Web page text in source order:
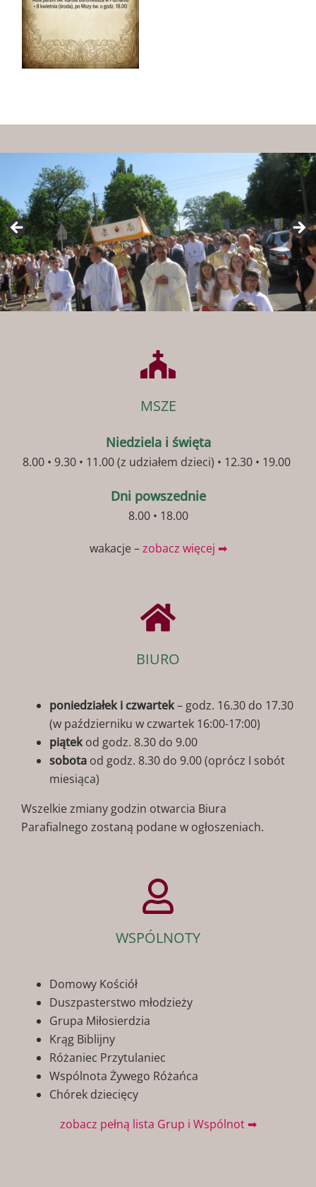
MSZE
Niedziela i święta
8.00 • 9.30 • 11.00 (z udziałem dzieci) • 12.30 • 19.00
Dni powszednie
8.00 • 18.00
wakacje –zobacz więcej ➡
BIURO
poniedziałek i czwartek– godz. 16.30 do 17.30
(w październiku w czwartek 16:00-17:00)
piątekod godz. 8.30 do 9.00
sobota od godz. 8.30 do 9.00 (oprócz I sobót
miesiąca)
Wszelkie zmiany godzin otwarcia Biura
Parafialnego zostaną podane w ogłoszeniach.
WSPÓLNOTY
Domowy Kościół
Duszpasterstwo młodzieży
Grupa Miłosierdzia
Krąg Biblijny
Różaniec Przytulaniec
Wspólnota Żywego Różańca
Chórek dziecięcy
zobacz pełną lista Grup i Wspólnot ➡